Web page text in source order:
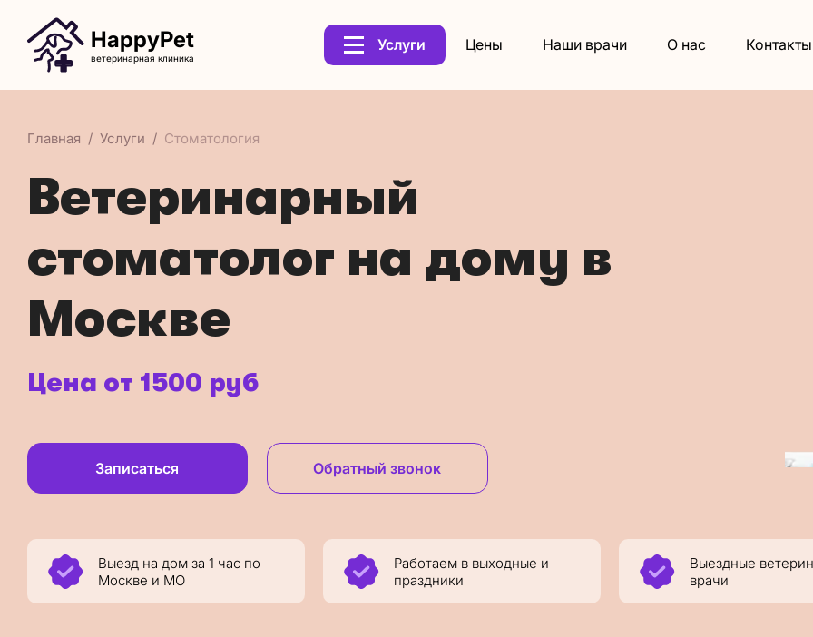
HappyPet
ветеринарная клиника
Услуги Цены Наши врачи О нас Контакты
Главная Услуги Стоматология
Ветеринарный
стоматолог на дому в
Москве
Цена от 1500 руб
Записаться Обратный звонок
Выезд на дом за 1 час по
Москве и МО
Работаем в выходные и
праздники
Выездные
врачи